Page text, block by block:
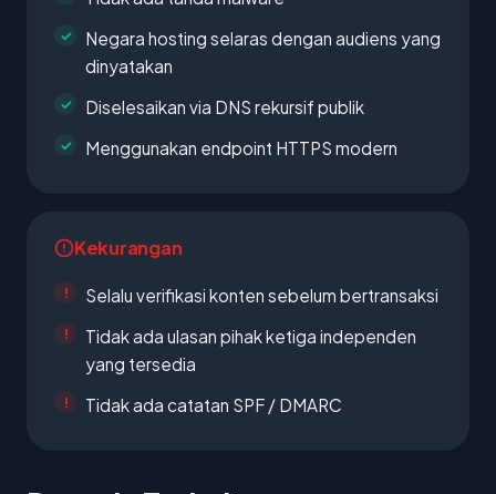
Negara hosting selaras dengan audiens yang
dinyatakan
Diselesaikan via DNS rekursif publik
Menggunakan endpoint HTTPS modern
Kekurangan
Selalu verifikasi konten sebelum bertransaksi
Tidak ada ulasan pihak ketiga independen
yang tersedia
Tidak ada catatan SPF / DMARC